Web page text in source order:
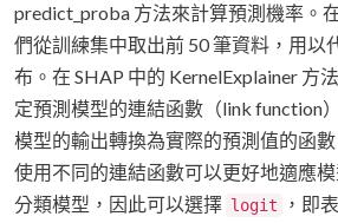
predict_proba 方法來計算預測機率。
們從訓練集中取出前 50 筆資料，用以
布。在 SHAP 中的 KernelExplainer 方
定預測模型的連結函數（link function
模型的輸出轉換為實際的預測值的函
使用不同的連結函數可以更好地適應
分類模型，因此可以選擇 logit
，即